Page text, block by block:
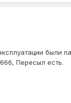
были
Пересыл есть.